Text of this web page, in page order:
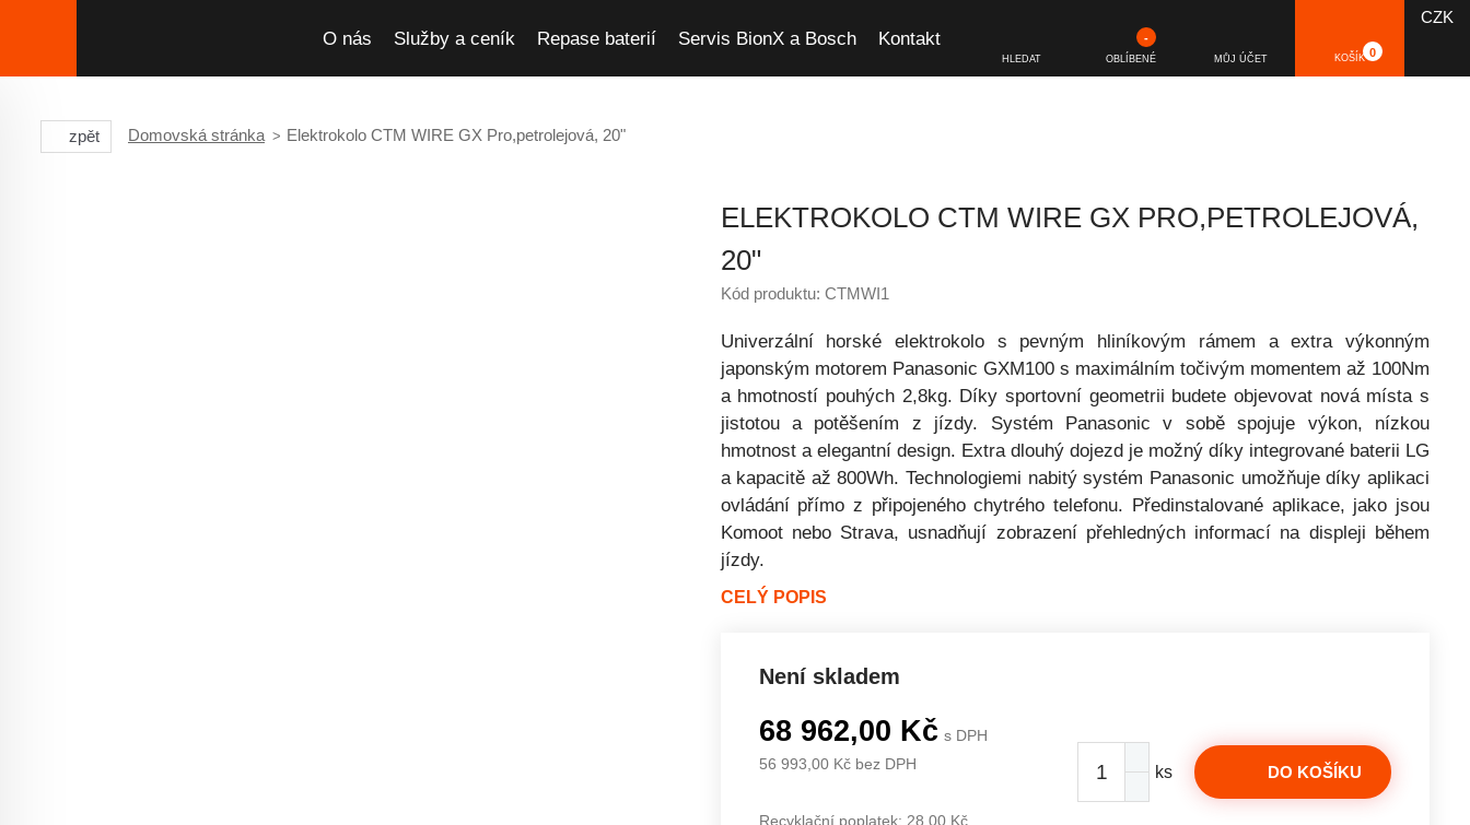
O nás Služby a ceník Repase baterií Servis BionX a Bosch Kontakt
HLEDAT OBLÍBENÉ
-
MŮJ ÚČET KOŠÍK 0
CZK
zpět Domovská stránka Elektrokolo CTM WIRE GX Pro,petrolejová, 20"
ELEKTROKOLO CTM WIRE GX PRO,PETROLEJOVÁ,
20"
Kód produktu: CTMWI1
Univerzální horské elektrokolo s pevným hliníkovým rámem a extra výkonným
japonským motorem Panasonic GXM100 s maximálním točivým momentem až 100Nm
a hmotností pouhých 2,8kg. Díky sportovní geometrii budete objevovat nová místa s
jistotou a potěšením z jízdy. Systém Panasonic v sobě spojuje výkon, nízkou
hmotnost a elegantní design. Extra dlouhý dojezd je možný díky integrované baterii LG
a kapacitě až 800Wh. Technologiemi nabitý systém Panasonic umožňuje díky aplikaci
ovládání přímo z připojeného chytrého telefonu. Předinstalované aplikace, jako jsou
Komoot nebo Strava, usnadňují zobrazení přehledných informací na displeji během
jízdy.
CELÝ POPIS
Není skladem
68 962,00 Kč s DPH
56 993,00 Kč bez DPH
Recyklační poplatek: 28,00 Kč
ks DO KOŠÍKU